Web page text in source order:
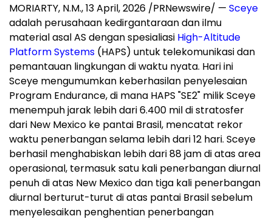
MORIARTY, N.M.,13 April, 2026 /PRNewswire/ — Sceye
adalah perusahaan kedirgantaraan dan ilmu
material asal AS dengan spesialiasi High-Altitude
Platform Systems (HAPS) untuk telekomunikasi dan
pemantauan lingkungan di waktu nyata. Hari ini
Sceye mengumumkan keberhasilan penyelesaian
Program Endurance,di mana HAPS "SE2" milik Sceye
menempuh jarak lebih dari 6.400 mil di stratosfer
dari New Mexico ke pantai Brasil, mencatat rekor
waktu penerbangan selama lebih dari 12 hari. Sceye
berhasil menghabiskan lebih dari 88 jam di atas area
operasional, termasuk satu kali penerbangan diurnal
penuh di atas New Mexico dan tiga kali penerbangan
diurnal berturut-turut di atas pantai Brasil sebelum
menyelesaikan penghentian penerbangan